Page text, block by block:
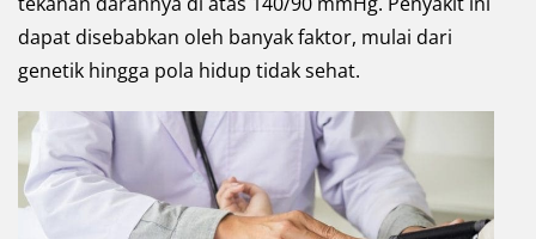
dapat disebabkan oleh banyak faktor, mulai dari
genetik hingga pola hidup tidak sehat.